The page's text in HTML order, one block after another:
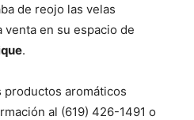
de reojo las velas
venta en su espacio de
.
productos aromáticos
al (619) 426-1491 o